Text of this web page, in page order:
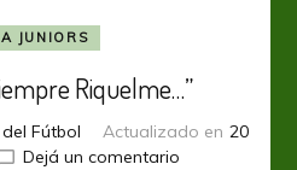
JUNIORS
Riquelme…”
Fútbol Actualizado en 20
Dejá un comentario